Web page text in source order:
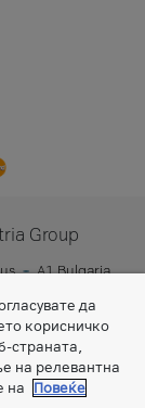
Group
A1 Bulgaria
да
корисничко
страната,
на релевантна
на
Повеќе